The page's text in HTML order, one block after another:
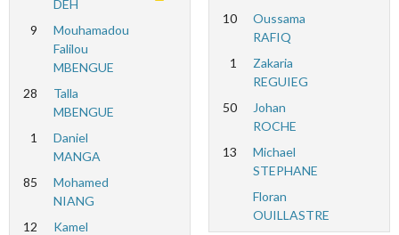
DEH
9
Mouhamadou
Falilou
MBENGUE
28
Talla
MBENGUE
1
Daniel
MANGA
85
Mohamed
NIANG
12
Kamel
10
Oussama
RAFIQ
1
Zakaria
REGUIEG
50
Johan
ROCHE
13
Michael
STEPHANE
Floran
OUILLASTRE